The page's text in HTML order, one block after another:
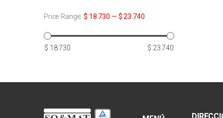
Price Range:$ 18.730 — $ 23.740
$ 18.730 $ 23.740
Precio
Precio